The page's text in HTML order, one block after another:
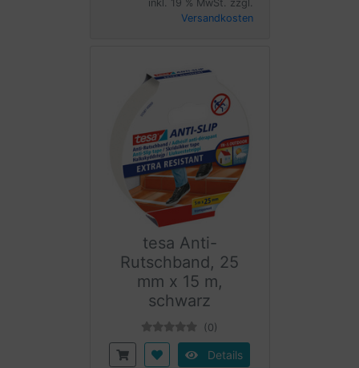
inkl. 19 % MwSt. zzgl.
Versandkosten
tesa Anti-
Rutschband, 25
mm x 15 m,
schwarz
(0)
Details